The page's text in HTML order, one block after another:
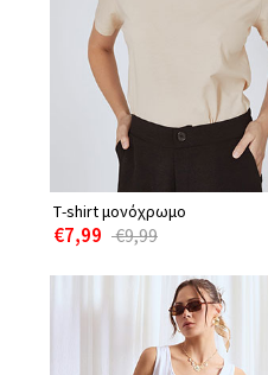
Τ-shirt μονόχρωμο
€7,99 €9,99